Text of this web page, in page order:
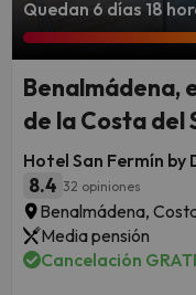
Quedan 6 días 18
Benalmádena,
de la Costa del
Hotel San Fermín by
8.4 32 opiniones
Benalmádena,
Media pensión
Cancelación